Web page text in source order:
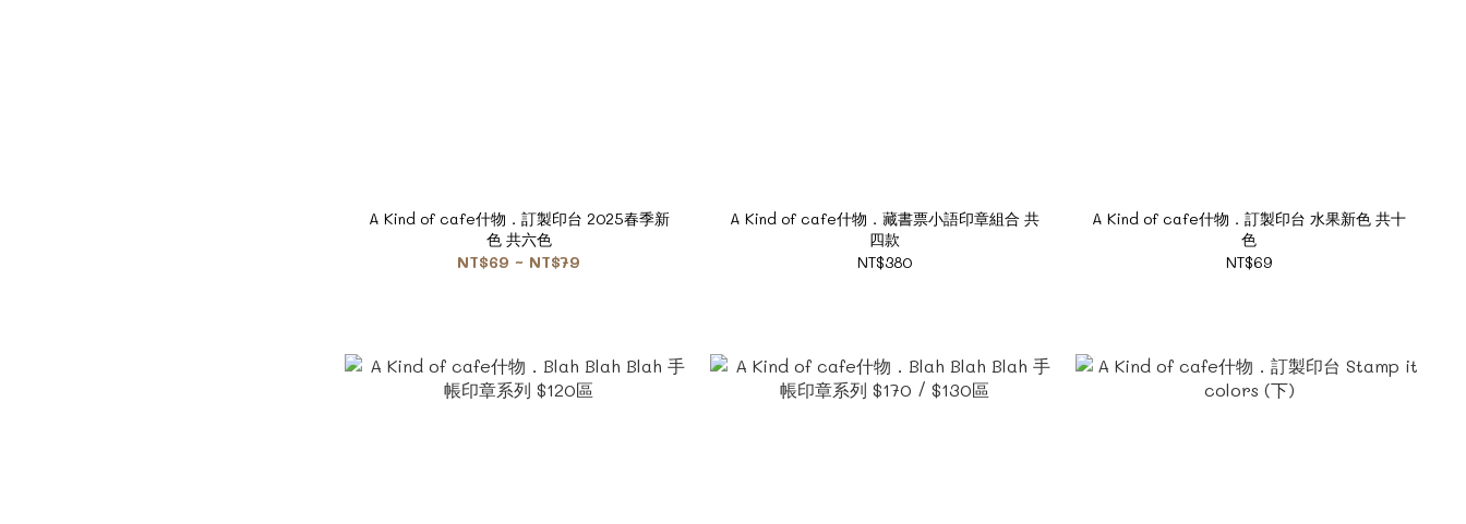
A Kind of cafe什物．訂製印台 2025春季新
色 共六色
NT$69 ~ NT$79
A Kind of cafe什物．藏書票小語印章組合 共
四款
NT$380
A Kind of cafe什物．訂製印台 水果新色 共十
色
NT$69